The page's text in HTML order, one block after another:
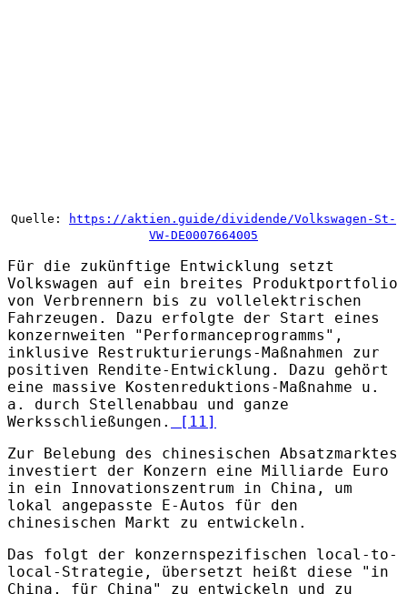
Quelle:
https://aktien.guide/dividende/Volkswagen-St-
VW-DE0007664005
Für die zukünftige Entwicklung setzt
Volkswagen auf ein breites Produktportfolio
von Verbrennern bis zu vollelektrischen
Fahrzeugen. Dazu erfolgte der Start eines
konzernweiten "Performanceprogramms",
inklusive Restrukturierungs-Maßnahmen zur
positiven Rendite-Entwicklung. Dazu gehört
eine massive Kostenreduktions-Maßnahme u.
a. durch Stellenabbau und ganze
Werksschließungen.
[11]
Zur Belebung des chinesischen Absatzmarktes
investiert der Konzern eine Milliarde Euro
in ein Innovationszentrum in China, um
lokal angepasste E-Autos für den
chinesischen Markt zu entwickeln.
Das folgt der konzernspezifischen local-to-
local-Strategie, übersetzt heißt diese "in
China, für China" zu entwickeln und zu